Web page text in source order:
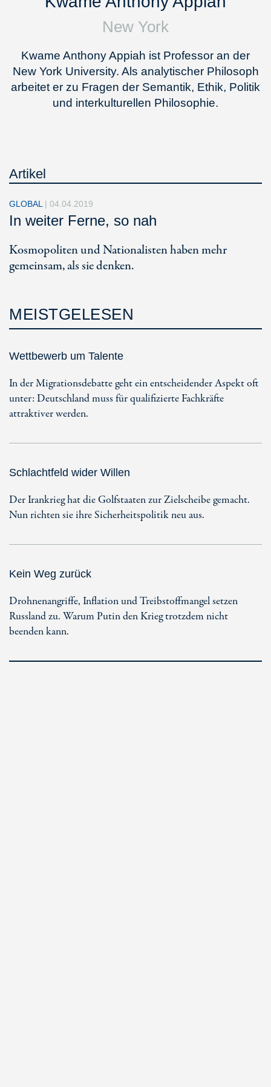
New York
Kwame Anthony Appiah ist Professor an der
New York University. Als analytischer Philosoph
arbeitet er zu Fragen der Semantik, Ethik, Politik
und interkulturellen Philosophie.
Artikel
GLOBAL | 04.04.2019
In weiter Ferne, so nah
Kosmopoliten und Nationalisten haben mehr
gemeinsam, als sie denken.
MEISTGELESEN
Wettbewerb um Talente
In der Migrationsdebatte geht ein entscheidender Aspekt oft
unter: Deutschland muss für qualifizierte Fachkräfte
attraktiver werden.
Schlachtfeld wider Willen
Der Irankrieg hat die Golfstaaten zur Zielscheibe gemacht.
Nun richten sie ihre Sicherheitspolitik neu aus.
Kein Weg zurück
Drohnenangriffe, Inflation und Treibstoffmangel setzen
Russland zu. Warum Putin den Krieg trotzdem nicht
beenden kann.